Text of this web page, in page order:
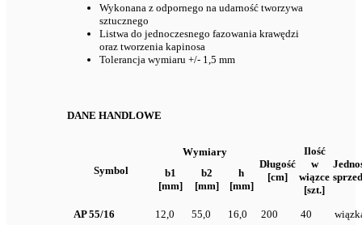
Wykonana z odpornego na udarność tworzywa
sztucznego
Listwa do jednoczesnego fazowania krawędzi
oraz tworzenia kapinosa
Tolerancja wymiaru +/- 1,5 mm
DANE HANDLOWE
Symbol
Wymiary
Długość
[cm]
Ilość
w
wiązce
[szt.]
b1
[mm]
b2
[mm]
h
[mm]
AP 55/16 12,0 55,0 16,0 200 40